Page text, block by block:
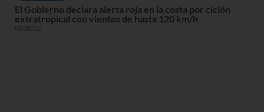
El Gobierno declara alerta roja en la costa por ciclón
extratropical con vientos de hasta 120 km/h
06/08/26